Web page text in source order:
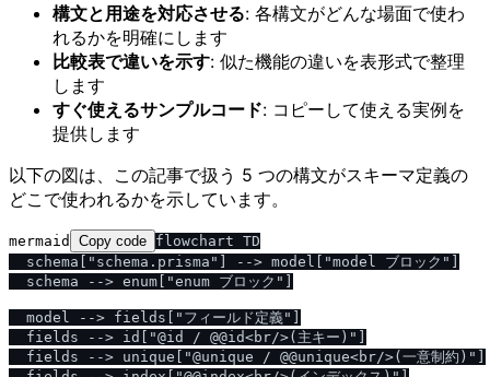
構文と用途を対応させる: 各構文がどんな場面で使わ
れるかを明確にします
比較表で違いを示す: 似た機能の違いを表形式で整理
します
すぐ使えるサンプルコード: コピーして使える実例を
提供します
以下の図は、この記事で扱う 5 つの構文がスキーマ定義の
どこで使われるかを示しています。
mermaid Copy code flowchart TD
  schema["schema.prisma"] --> model["model ブロック"]
  schema --> enum["enum ブロック"]
  model --> fields["フィールド定義"]
  fields --> id["@id / @@id<br/>(主キー)"]
  fields --> unique["@unique / @@unique<br/>(一意制約)"]